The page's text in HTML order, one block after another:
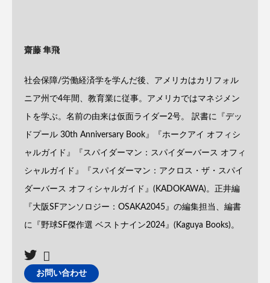
齋藤 隼飛
社会保障/労働経済学を学んだ後、アメリカはカリフォル
ニア州で4年間、教育業に従事。アメリカではマネジメン
トを学ぶ。名前の由来は仮面ライダー2号。 訳書に『デッ
ドプール 30th Anniversary Book』『ホークアイ オフィシ
ャルガイド』『スパイダーマン：スパイダーバース オフィ
シャルガイド』『スパイダーマン：アクロス・ザ・スパイ
ダーバース オフィシャルガイド』(KADOKAWA)。正井編
『大阪SFアンソロジー：OSAKA2045』の編集担当、編書
に『野球SF傑作選 ベストナイン2024』(Kaguya Books)。
お問い合わせ